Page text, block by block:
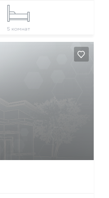
5 комнат